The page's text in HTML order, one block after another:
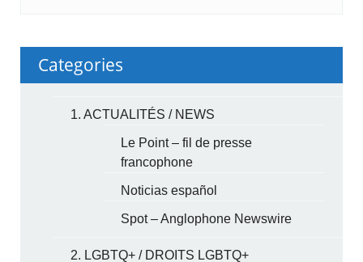
Categories
1. ACTUALITÉS / NEWS
Le Point – fil de presse
francophone
Noticias español
Spot – Anglophone Newswire
2. LGBTQ+ / DROITS LGBTQ+